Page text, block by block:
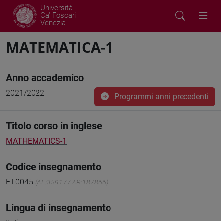
Università
Ca' Foscari
Venezia
MATEMATICA-1
Anno accademico
2021/2022 Programmi anni precedenti
Titolo corso in inglese
MATHEMATICS-1
Codice insegnamento
ET0045 (AF:359177 AR:187866)
Lingua di insegnamento